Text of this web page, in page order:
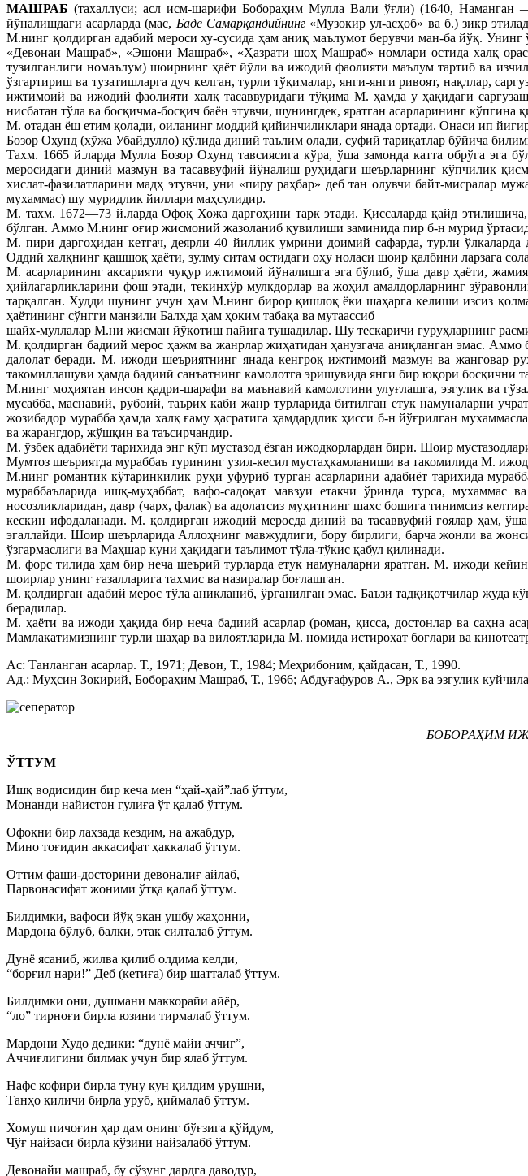
МАШРАБ (тахаллуси; асл исм-шарифи Бобораҳим Мулла Вали ўғли) (1640,
йўналишдаги асарларда (мас, Баде Самарқандийнинг «Музокир ул-асҳоб» ва б.) зикр
М.нинг қолдирган адабий мероси ху-сусида ҳам аниқ маълумот берувчи ман-ба йўқ.
«Девонаи Машраб», «Эшони Машраб», «Ҳазрати шоҳ Машраб» номлари остида халқ
тузилганлиги номаълум) шоирнинг ҳаёт йўли ва ижодий фаолияти маълум тартиб ва
ўзгартириш ва тузатишларга дуч келган, турли тўқималар, янги-янги ривоят, нақллар,
ижтимоий ва ижодий фаолияти халқ тасаввуридаги тўқима М. ҳамда у ҳақидаги
нисбатан тўла ва босқичма-босқич баён этувчи, шунингдек, яратган асарларининг
М. отадан ёш етим қолади, оиланинг моддий қийинчиликлари янада ортади. Онаси ип
Бозор Охунд (хўжа Убайдулло) қўлида диний таълим олади, суфий тариқатлар бўйича
Тахм. 1665 й.ларда Мулла Бозор Охунд тавсиясига кўра, ўша замонда катта обрўга
меросидаги диний мазмун ва тасаввуфий йўналиш руҳидаги шеърларнинг кўпчилик
хислат-фазилатларини мадҳ этувчи, уни «пиру раҳбар» деб тан олувчи байт-мисралар
мухаммас) шу муридлик йиллари маҳсулидир.
М. тахм. 1672—73 й.ларда Офоқ Хожа даргоҳини тарк этади. Қиссаларда қайд
бўлган. Aммо М.нинг оғир жисмоний жазоланиб қувилиши заминида пир б-н мурид
М. пири даргоҳидан кетгач, деярли 40 йиллик умрини доимий сафарда, турли
Оддий халқнинг қашшоқ ҳаёти, зулму ситам остидаги оҳу ноласи шоир қалбини ларзага
М. асарларининг аксарияти чуқур ижтимоий йўналишга эга бўлиб, ўша давр ҳаёти,
ҳийлагарликларини фош этади, текинхўр мулкдорлар ва жоҳил амалдорларнинг
тарқалган. Худди шунинг учун ҳам М.нинг бирор қишлоқ ёки шаҳарга келиши изсиз
ҳаётининг сўнгги манзили Балхда ҳам ҳоким табақа ва мутаассиб
шайх-муллалар М.ни жисман йўқотиш пайига тушадилар. Шу тескаричи гуруҳларнинг
М. қолдирган бадиий мерос ҳажм ва жанрлар жиҳатидан ҳанузгача аниқланган эмас.
далолат беради. М. ижоди шеъриятнинг янада кенгроқ ижтимоий мазмун ва жанговар
такомиллашуви ҳамда бадиий санъатнинг камолотга эришувида янги бир юқори босқични
М.нинг моҳиятан инсон қадри-шарафи ва маънавий камолотини улуғлашга, эзгулик ва
мусабба, маснавий, рубоий, таърих каби жанр турларида битилган етук намуналарни
жозибадор мурабба ҳамда халқ ғаму ҳасратига ҳамдардлик ҳисси б-н йўғрилган
ва жарангдор, жўшқин ва таъсирчандир.
М. ўзбек адабиёти тарихида энг кўп мустазод ёзган ижодкорлардан бири. Шоир
Мумтоз шеъриятда мураббаъ турининг узил-кесил мустаҳкамланиши ва такомилида М.
М.нинг романтик кўтаринкилик руҳи уфуриб турган асарларини адабиёт тарихида
мураббаъларида ишқ-муҳаббат, вафо-садоқат мавзуи етакчи ўринда турса,
носозликларидан, давр (чарх, фалак) ва адолатсиз муҳитнинг шахс бошига тинимсиз
кескин ифодаланади. М. қолдирган ижодий меросда диний ва тасаввуфий ғоялар ҳам,
эгаллайди. Шоир шеърларида Аллоҳнинг мавжудлиги, бору бирлиги, барча жонли ва
ўзгармаслиги ва Маҳшар куни ҳақидаги таълимот тўла-тўкис қабул қилинади.
М. форс тилида ҳам бир неча шеърий турларда етук намуналарни яратган. М. ижоди
шоирлар унинг ғазалларига тахмис ва назиралар боғлашган.
М. қолдирган адабий мерос тўла аникланиб, ўрганилган эмас. Баъзи тадқиқотчилар
берадилар.
М. ҳаёти ва ижоди ҳақида бир неча бадиий асарлар (роман, қисса, достонлар ва саҳна
Мамлакатимизнинг турли шаҳар ва вилоятларида М. номида истироҳат боғлари ва
Ас: Танланган асарлар. Т., 1971; Девон, Т., 1984; Меҳрибоним, қайдасан, Т., 1990.
Ад.: Муҳсин Зокирий, Бобораҳим Машраб, Т., 1966; Абдуғафуров А., Эрк ва эзгулик
БОБОРАҲИМ
ЎТТУМ
Ишқ водисидин бир кеча мен “ҳай-ҳай”лаб ўттум,
Монанди найистон гулиға ўт қалаб ўттум.
Офоқни бир лаҳзада кездим, на ажабдур,
Мино тоғидин аккасифат ҳаккалаб ўттум.
Оттим фаши-досторини девоналиғ айлаб,
Парвонасифат жоними ўтқа қалаб ўттум.
Билдимки, вафоси йўқ экан ушбу жаҳонни,
Мардона бўлуб, балки, этак силталаб ўттум.
Дунё ясаниб, жилва қилиб олдима келди,
“борғил нари!” Деб (кетиға) бир шатталаб ўттум.
Билдимки они, душмани маккорайи айёр,
“ло” тирноғи бирла юзини тирмалаб ўттум.
Мардони Худо дедики: “дунё майи аччиғ”,
Аччиғлигини билмак учун бир ялаб ўттум.
Нафс кофири бирла туну кун қилдим урушни,
Танҳо қиличи бирла уруб, қиймалаб ўттум.
Хомуш пичоғин ҳар дам онинг бўғзига қўйдум,
Чўғ найзаси бирла кўзини найзалабб ўттум.
Девонайи машраб, бу сўзунг дардга даводур,